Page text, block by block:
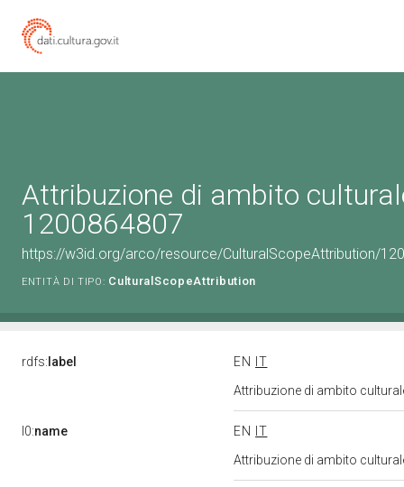
Attribuzione di ambito
1200864807
https://w3id.org/arco/resource/CulturalScopeAttribution/
ENTITÀ DI TIPO: CulturalScopeAttribution
rdfs: label EN
IT
Attribuzione di ambito
l0:name EN
IT
Attribuzione di ambito